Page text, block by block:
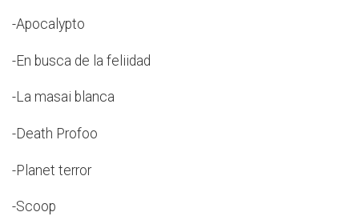
-Apocalypto
-En busca de la feliidad
-La masai blanca
-Death Profoo
-Planet terror
-Scoop